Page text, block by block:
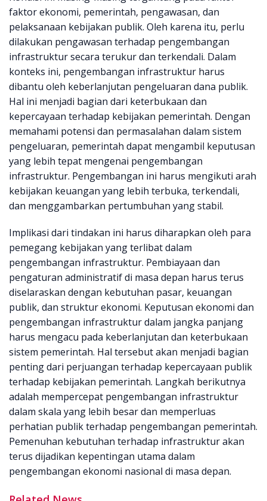
faktor ekonomi, pemerintah, pengawasan, dan
pelaksanaan kebijakan publik. Oleh karena itu, perlu
dilakukan pengawasan terhadap pengembangan
infrastruktur secara terukur dan terkendali. Dalam
konteks ini, pengembangan infrastruktur harus
dibantu oleh keberlanjutan pengeluaran dana publik.
Hal ini menjadi bagian dari keterbukaan dan
kepercayaan terhadap kebijakan pemerintah. Dengan
memahami potensi dan permasalahan dalam sistem
pengeluaran, pemerintah dapat mengambil keputusan
yang lebih tepat mengenai pengembangan
infrastruktur. Pengembangan ini harus mengikuti arah
kebijakan keuangan yang lebih terbuka, terkendali,
dan menggambarkan pertumbuhan yang stabil.
Implikasi dari tindakan ini harus diharapkan oleh para
pemegang kebijakan yang terlibat dalam
pengembangan infrastruktur. Pembiayaan dan
pengaturan administratif di masa depan harus terus
diselaraskan dengan kebutuhan pasar, keuangan
publik, dan struktur ekonomi. Keputusan ekonomi dan
pengembangan infrastruktur dalam jangka panjang
harus mengacu pada keberlanjutan dan keterbukaan
sistem pemerintah. Hal tersebut akan menjadi bagian
penting dari perjuangan terhadap kepercayaan publik
terhadap kebijakan pemerintah. Langkah berikutnya
adalah mempercepat pengembangan infrastruktur
dalam skala yang lebih besar dan memperluas
perhatian publik terhadap pengembangan pemerintah.
Pemenuhan kebutuhan terhadap infrastruktur akan
terus dijadikan kepentingan utama dalam
pengembangan ekonomi nasional di masa depan.